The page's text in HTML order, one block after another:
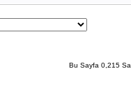
Bu Sayfa 0,215